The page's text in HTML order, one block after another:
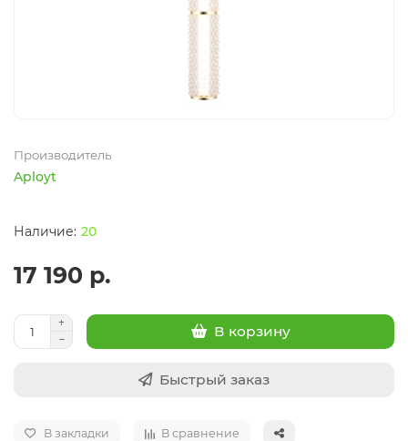
Производитель
Aployt
20
17 190 р.
В корзину
Быстрый заказ
В закладки В сравнение